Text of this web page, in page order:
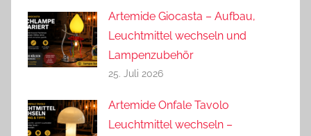
Artemide Giocasta – Aufbau,
Leuchtmittel wechseln und
Lampenzubehör
25. Juli 2026
Artemide Onfale Tavolo
Leuchtmittel wechseln –